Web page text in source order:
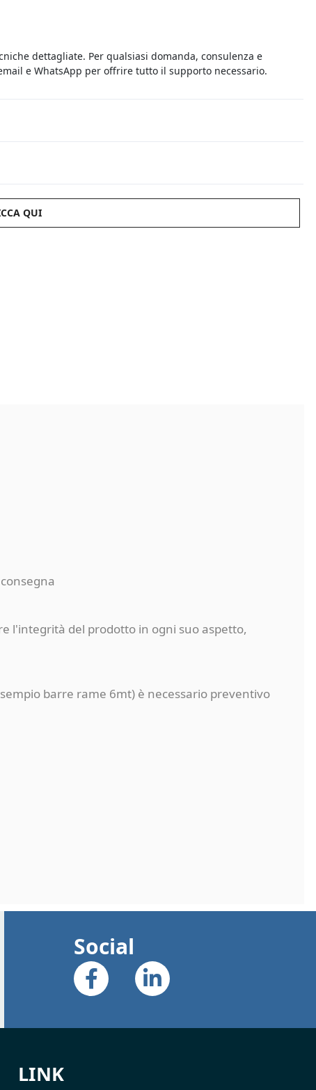
dettagliate. Per qualsiasi domanda, consulenza e
e WhatsApp per offrire tutto il supporto necessario.
QUI
l'integrità del prodotto in ogni suo aspetto,
barre rame 6mt) è necessario preventivo
Social
LINK